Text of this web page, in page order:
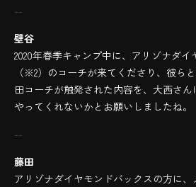
--
壁谷
2020年春季キャンプ中に、アリゾナダイ
（※2）のコーチが来てくださり、彼ら
田コーチが触発された内容を、大西さ
やってくれないかとお願いしましたね。
--
藤田
アリゾナダイヤモンドバックスの方に